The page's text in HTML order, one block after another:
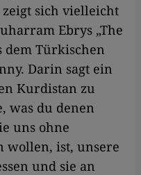
sich vielleicht
Ebrys „The
dem Türkischen
Darin sagt ein
Kurdistan zu
was du denen
uns ohne
wollen, ist, unsere
und sie an